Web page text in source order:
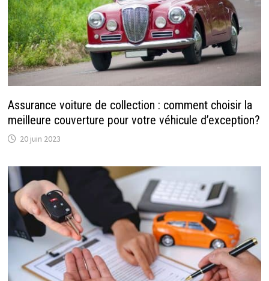
Assurance voiture de collection : comment choisir la
meilleure couverture pour votre véhicule d’exception?
20 juin 2023